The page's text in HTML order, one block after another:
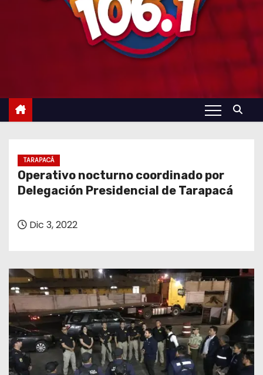
TARAPACÁ
Operativo nocturno coordinado por
Delegación Presidencial de Tarapacá
Dic 3, 2022